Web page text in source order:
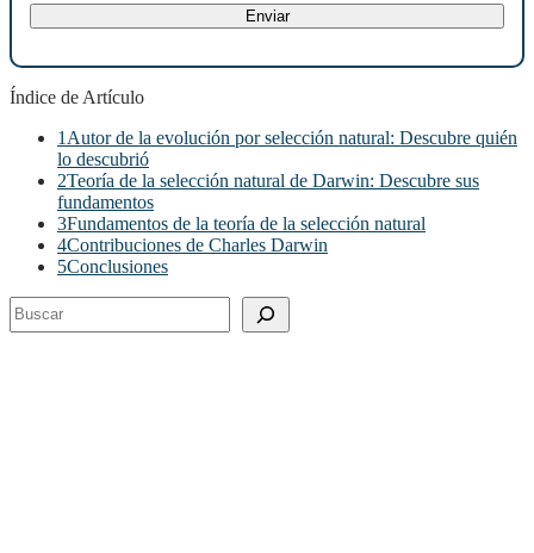
Índice de Artículo
1 Autor de la evolución por selección natural: Descubre quién
lo descubrió
2Teoría de la selección natural de Darwin: Descubre sus
fundamentos
3Fundamentos de la teoría de la selección natural
4Contribuciones de Charles Darwin
5Conclusiones
Buscar